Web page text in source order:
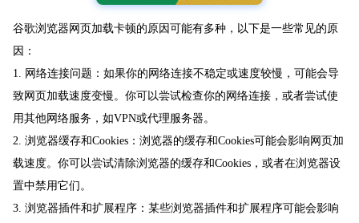
谷歌浏览器网页加载卡顿的原因可能有多种，以下是一些常见的原
因：
1. 网络连接问题：如果你的网络连接不稳定或速度较慢，可能会导
致网页加载速度变慢。你可以尝试检查你的网络连接，或者尝试使
用其他网络服务，如VPN或代理服务器。
2. 浏览器缓存和Cookies：浏览器的缓存和Cookies可能会影响网页加
载速度。你可以尝试清除浏览器的缓存和Cookies，或者在浏览器设
置中禁用它们。
3. 浏览器插件和扩展程序：某些浏览器插件和扩展程序可能会影响